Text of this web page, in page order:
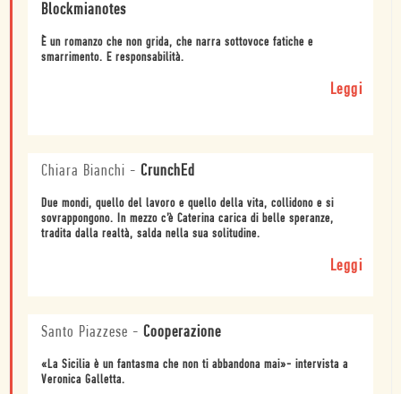
Blockmianotes
È un romanzo che non grida, che narra sottovoce fatiche e
smarrimento. E responsabilità.
Leggi
Chiara Bianchi - CrunchEd
Due mondi, quello del lavoro e quello della vita, collidono e si
sovrappongono. In mezzo c’è Caterina carica di belle speranze,
tradita dalla realtà, salda nella sua solitudine.
Leggi
Santo Piazzese - Cooperazione
«La Sicilia è un fantasma che non ti abbandona mai»- intervista a
Veronica Galletta.